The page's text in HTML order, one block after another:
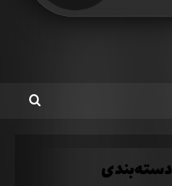
دسته‌بندی